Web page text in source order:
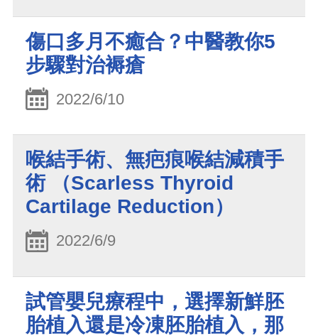
傷口多月不癒合？中醫教你5
步驟對治褥瘡
2022/6/10
喉結手術、無疤痕喉結減積手
術 （Scarless Thyroid
Cartilage Reduction）
2022/6/9
試管嬰兒療程中，選擇新鮮胚
胎植入還是冷凍胚胎植入，那